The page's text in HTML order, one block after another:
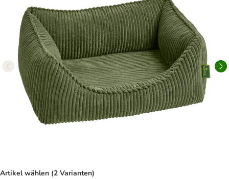
Artikel wählen (2 Varianten)